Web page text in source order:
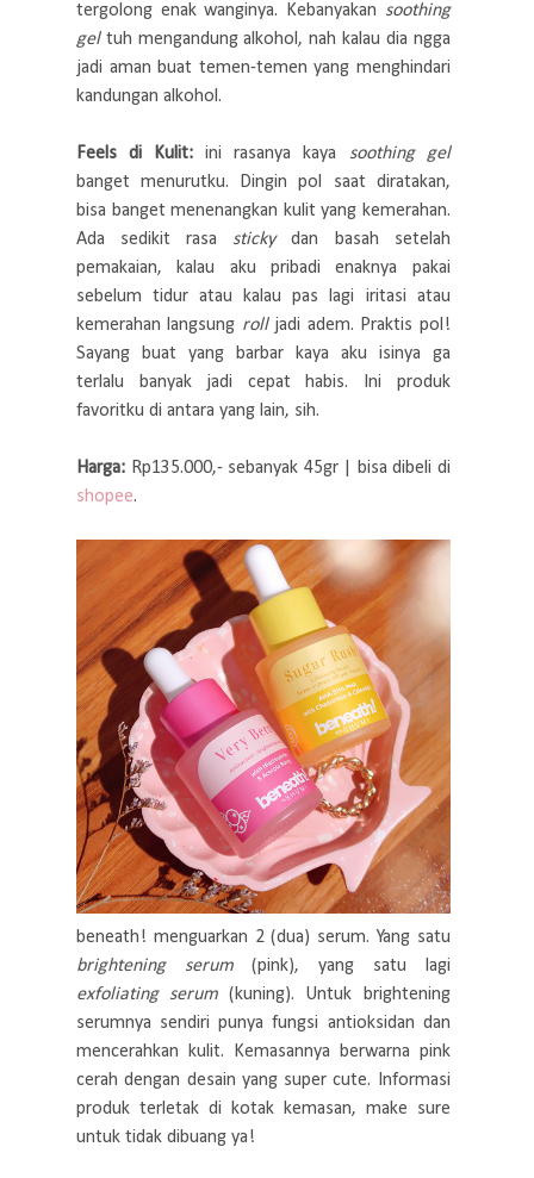
tergolong enak wanginya. Kebanyakan soothing
geltuh mengandung alkohol, nah kalau dia ngga
jadi aman buat temen-temen yang menghindari
kandungan alkohol.
Feels di Kulit:ini rasanya kaya soothing gel
banget menurutku. Dingin pol saat diratakan,
bisa banget menenangkan kulit yang kemerahan.
Ada sedikit rasa stickydan basah setelah
pemakaian, kalau aku pribadi enaknya pakai
sebelum tidur atau kalau pas lagi iritasi atau
kemerahan langsung roll jadi adem. Praktis pol!
Sayang buat yang barbar kaya aku isinya ga
terlalu banyak jadi cepat habis. Ini produk
favoritku di antara yang lain, sih.
Harga: Rp135.000,- sebanyak 45gr | bisa dibeli di
shopee.
beneath! menguarkan 2 (dua) serum. Yang satu
brightening serum(pink), yang satu lagi
exfoliating serum(kuning). Untuk brightening
serumnya sendiri punya fungsi antioksidan dan
mencerahkan kulit. Kemasannya berwarna pink
cerah dengan desain yang super cute. Informasi
produk terletak di kotak kemasan, make sure
untuk tidak dibuang ya!